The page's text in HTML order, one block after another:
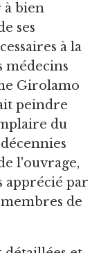
à bien
ses
à la
médecins
Girolamo
peindre
du
l'ouvrage,
apprécié par
de